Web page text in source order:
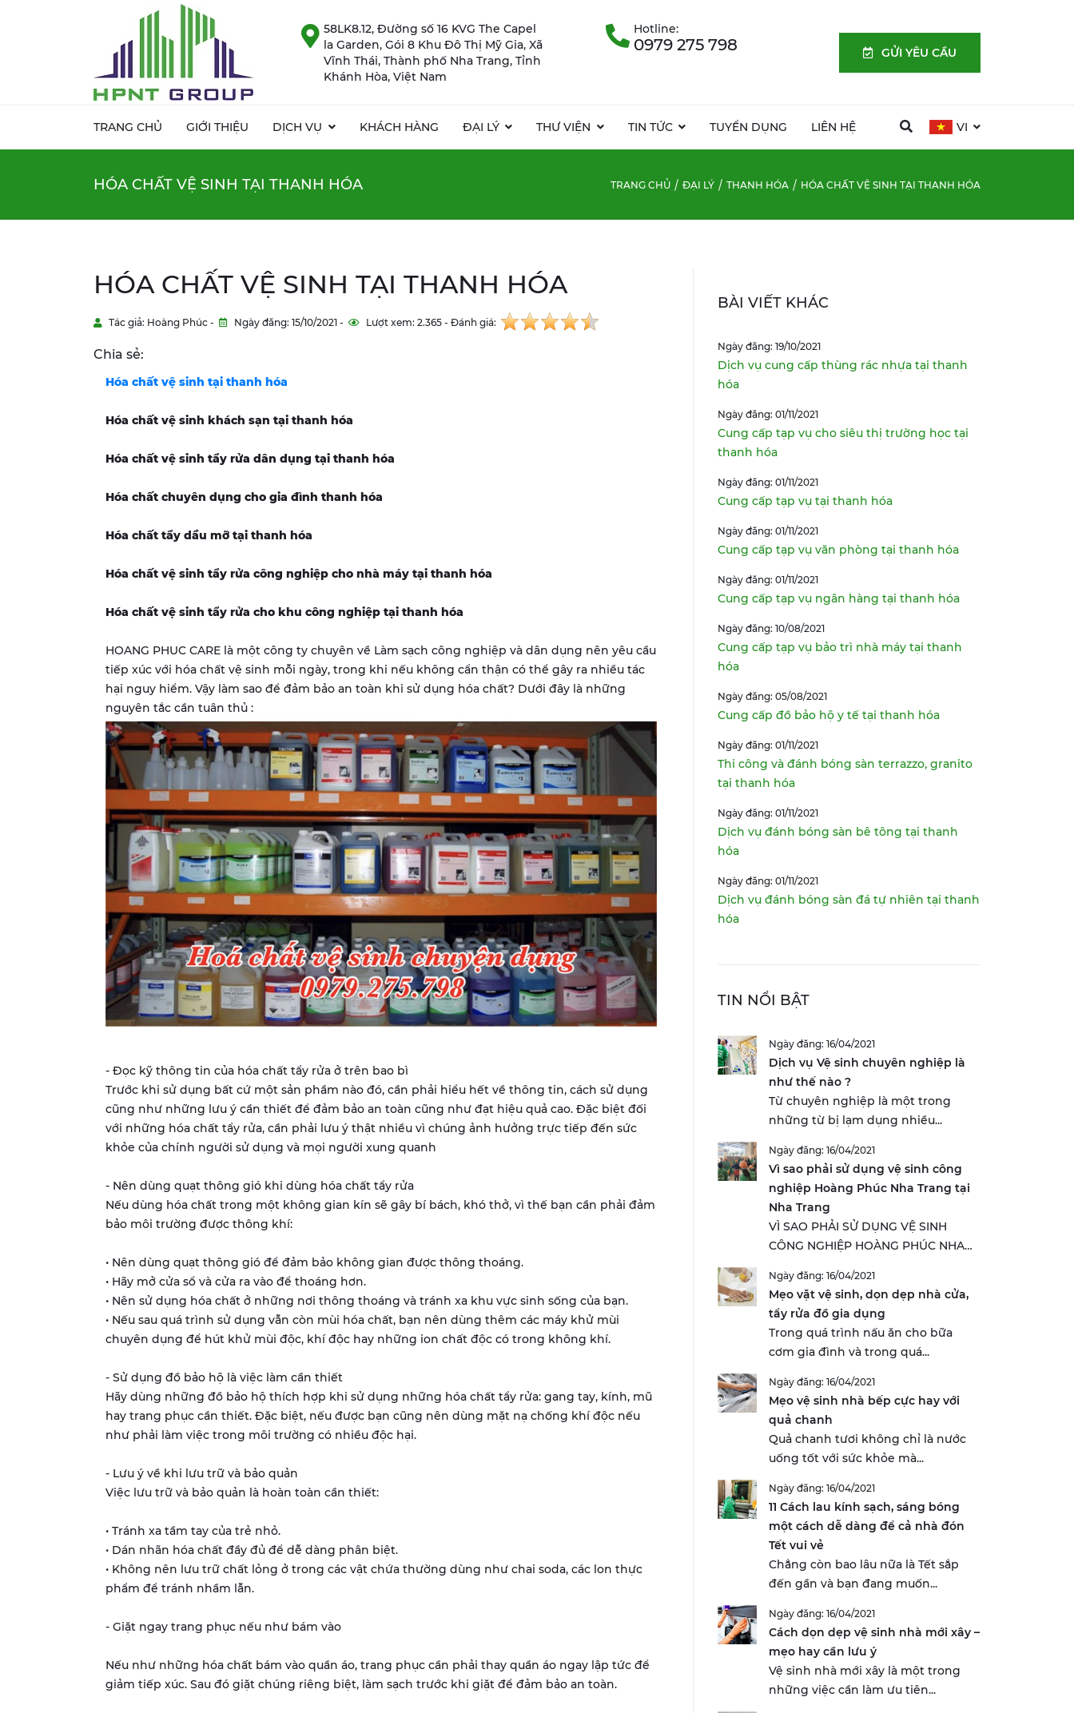
TRANG CHỦ GIỚI THIỆU DỊCH VỤ KHÁCH HÀNG ĐẠI LÝ THƯ VIỆN TIN TỨC TUYỂN DỤNG LIÊN HỆ VI
58LK8.12, Đường số 16 KVG The Capel
la Garden, Gói 8 Khu Đô Thị Mỹ Gia, Xã
Vĩnh Thái, Thành phố Nha Trang, Tỉnh
Khánh Hòa, Việt Nam
Hotline:
0979 275 798 GỬI YÊU CẦU
HÓA CHẤT VỆ SINH TẠI THANH HÓA TRANG CHỦ ĐẠI LÝ THANH HÓA HÓA CHẤT VỆ SINH TẠI THANH HÓA
HÓA CHẤT VỆ SINH TẠI THANH HÓA
Tác giả: Hoàng Phúc - Ngày đăng: 15/10/2021 - Lượt xem: 2.365 - Đánh giá:
Chia sẻ:
Hóa chất vệ sinh tại thanh hóa
Hóa chất vệ sinh khách sạn tại thanh hóa
Hóa chất vệ sinh tẩy rửa dân dụng tại thanh hóa
Hóa chất chuyên dụng cho gia đình thanh hóa
Hóa chất tẩy dầu mỡ tại thanh hóa
Hóa chất vệ sinh tẩy rửa công nghiệp cho nhà máy tại thanh hóa
Hóa chất vệ sinh tẩy rửa cho khu công nghiệp tại thanh hóa
HOANG PHUC CARE là một công ty chuyên về Làm sạch công nghiệp và dân dụng nên yêu cầu
tiếp xúc với hóa chất vệ sinh mỗi ngày, trong khi nếu không cẩn thận có thể gây ra nhiều tác
hại nguy hiểm. Vậy làm sao để đảm bảo an toàn khi sử dụng hóa chất? Dưới đây là những
nguyên tắc cần tuân thủ :
- Đọc kỹ thông tin của hóa chất tẩy rửa ở trên bao bì
Trước khi sử dụng bất cứ một sản phầm nào đó, cần phải hiểu hết về thông tin, cách sử dụng
cũng như những lưu ý cần thiết để đảm bảo an toàn cũng như đạt hiệu quả cao. Đặc biệt đối
với những hóa chất tẩy rửa, cần phải lưu ý thật nhiều vì chúng ảnh hưởng trực tiếp đến sức
khỏe của chính người sử dụng và mọi người xung quanh
- Nên dùng quạt thông gió khi dùng hóa chất tẩy rửa
Nếu dùng hóa chất trong một không gian kín sẽ gây bí bách, khó thở, vì thế bạn cần phải đảm
bảo môi trường được thông khí:
• Nên dùng quạt thông gió để đảm bảo không gian được thông thoáng.
• Hãy mở cửa sổ và cửa ra vào để thoáng hơn.
• Nên sử dụng hóa chất ở những nơi thông thoáng và tránh xa khu vực sinh sống của bạn.
• Nếu sau quá trình sử dụng vẫn còn mùi hóa chất, bạn nên dùng thêm các máy khử mùi
chuyên dụng để hút khử mùi độc, khí độc hay những ion chất độc có trong không khí.
- Sử dụng đồ bảo hộ là việc làm cần thiết
Hãy dùng những đồ bảo hộ thích hợp khi sử dụng những hóa chất tẩy rửa: gang tay, kính, mũ
hay trang phục cần thiết. Đặc biệt, nếu được bạn cũng nên dùng mặt nạ chống khí độc nếu
như phải làm việc trong môi trường có nhiều độc hại.
- Lưu ý về khi lưu trữ và bảo quản
Việc lưu trữ và bảo quản là hoàn toàn cần thiết:
• Tránh xa tầm tay của trẻ nhỏ.
• Dán nhãn hóa chất đầy đủ để dễ dàng phân biệt.
• Không nên lưu trữ chất lỏng ở trong các vật chứa thường dùng như chai soda, các lon thực
phẩm để tránh nhầm lẫn.
- Giặt ngay trang phục nếu như bám vào
Nếu như những hóa chất bám vào quần áo, trang phục cần phải thay quần áo ngay lập tức để
giảm tiếp xúc. Sau đó giặt chúng riêng biệt, làm sạch trước khi giặt để đảm bảo an toàn.
BÀI VIẾT KHÁC
Ngày đăng: 19/10/2021
Dịch vụ cung cấp thùng rác nhựa tại thanh
hóa
Ngày đăng: 01/11/2021
Cung cấp tạp vụ cho siêu thị trường học tại
thanh hóa
Ngày đăng: 01/11/2021
Cung cấp tạp vụ tại thanh hóa
Ngày đăng: 01/11/2021
Cung cấp tạp vụ văn phòng tại thanh hóa
Ngày đăng: 01/11/2021
Cung cấp tạp vụ ngân hàng tại thanh hóa
Ngày đăng: 10/08/2021
Cung cấp tạp vụ bảo trì nhà máy tại thanh
hóa
Ngày đăng: 05/08/2021
Cung cấp đồ bảo hộ y tế tại thanh hóa
Ngày đăng: 01/11/2021
Thi công và đánh bóng sàn terrazzo, granito
tại thanh hóa
Ngày đăng: 01/11/2021
Dịch vụ đánh bóng sàn bê tông tại thanh
hóa
Ngày đăng: 01/11/2021
Dịch vụ đánh bóng sàn đá tự nhiên tại thanh
hóa
TIN NỔI BẬT
Ngày đăng: 16/04/2021
Dịch vụ Vệ sinh chuyên nghiệp là
như thế nào ?
Từ chuyên nghiệp là một trong
những từ bị lạm dụng nhiều...
Ngày đăng: 16/04/2021
Vì sao phải sử dụng vệ sinh công
nghiệp Hoàng Phúc Nha Trang tại
Nha Trang
VÌ SAO PHẢI SỬ DỤNG VỆ SINH
CÔNG NGHIỆP HOÀNG PHÚC NHA
Ngày đăng: 16/04/2021
Mẹo vặt vệ sinh, dọn dẹp nhà cửa,
tẩy rửa đồ gia dụng
Trong quá trình nấu ăn cho bữa
cơm gia đình và trong quá...
Ngày đăng: 16/04/2021
Mẹo vệ sinh nhà bếp cực hay với
quả chanh
Quả chanh tươi không chỉ là nước
uống tốt với sức khỏe mà...
Ngày đăng: 16/04/2021
11 Cách lau kính sạch, sáng bóng
một cách dễ dàng để cả nhà đón
Tết vui vẻ
Chẳng còn bao lâu nữa là Tết sắp
đến gần và bạn đang muốn...
Ngày đăng: 16/04/2021
Cách dọn dẹp vệ sinh nhà mới xây –
mẹo hay cần lưu ý
Vệ sinh nhà mới xây là một trong
những việc cần làm ưu tiên...